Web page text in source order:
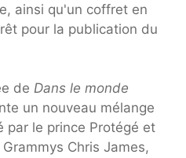
ainsi qu'un coffret en
pour la publication du
de Dans le monde
un nouveau mélange
par le prince Protégé et
Chris James,